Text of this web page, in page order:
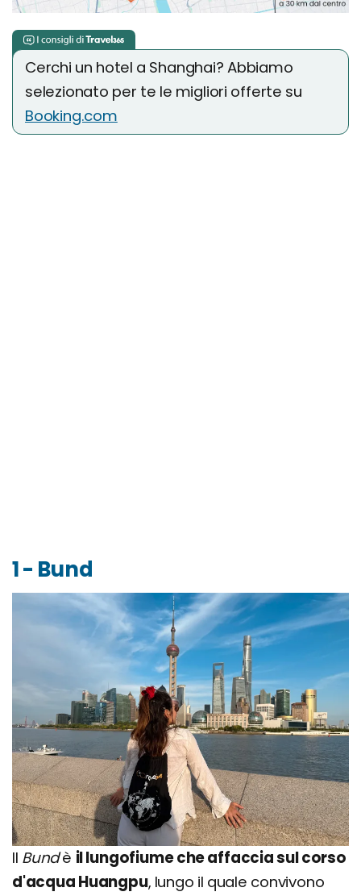
Cerchi un hotel a Shanghai? Abbiamo
selezionato per te le migliori offerte su
Booking.com
1 - Bund
Il Bundè il lungofiume che affaccia sul corso
d'acqua Huangpu, lungo il quale convivono